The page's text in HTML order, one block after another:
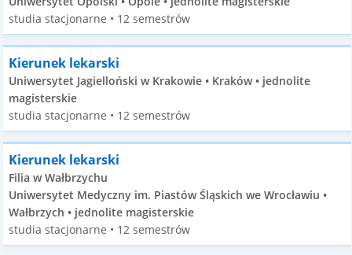
studia stacjonarne • 12 semestrów
Kierunek lekarski
Uniwersytet Jagielloński w Krakowie • Kraków • jednolite
magisterskie
studia stacjonarne • 12 semestrów
Kierunek lekarski
Filia w Wałbrzychu
Uniwersytet Medyczny im. Piastów Śląskich we Wrocławiu •
Wałbrzych • jednolite magisterskie
studia stacjonarne • 12 semestrów